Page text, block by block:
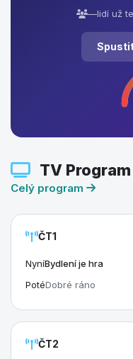
—lidí už
TV Program
Celý program
ČT1
NyníBydlení je hra
PotéDobré ráno
ČT2